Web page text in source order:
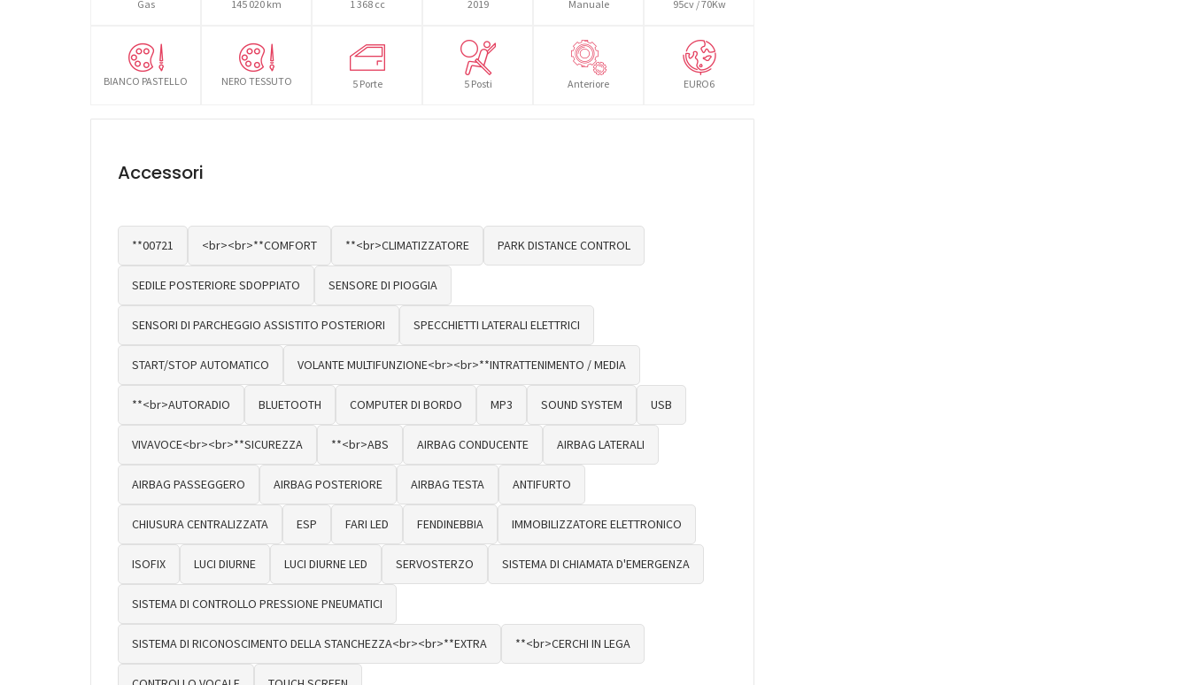
Gas 145 020 km 1 368 cc 2019 Manuale 95cv / 70Kw
BIANCO PASTELLO NERO TESSUTO 5 Porte 5 Posti Anteriore EURO6
Accessori
**00721 <br><br>**COMFORT **<br>CLIMATIZZATORE PARK DISTANCE CONTROL
SEDILE POSTERIORE SDOPPIATO SENSORE DI PIOGGIA
SENSORI DI PARCHEGGIO ASSISTITO POSTERIORI SPECCHIETTI LATERALI ELETTRICI
START/STOP AUTOMATICO VOLANTE MULTIFUNZIONE<br><br>**INTRATTENIMENTO / MEDIA
**<br>AUTORADIO BLUETOOTH COMPUTER DI BORDO MP3 SOUND SYSTEM USB
VIVAVOCE<br><br>**SICUREZZA **<br>ABS AIRBAG CONDUCENTE AIRBAG LATERALI
AIRBAG PASSEGGERO AIRBAG POSTERIORE AIRBAG TESTA ANTIFURTO
CHIUSURA CENTRALIZZATA ESP FARI LED FENDINEBBIA IMMOBILIZZATORE ELETTRONICO
ISOFIX LUCI DIURNE LUCI DIURNE LED SERVOSTERZO SISTEMA DI CHIAMATA D'EMERGENZA
SISTEMA DI CONTROLLO PRESSIONE PNEUMATICI
SISTEMA DI RICONOSCIMENTO DELLA STANCHEZZA<br><br>**EXTRA **<br>CERCHI IN LEGA